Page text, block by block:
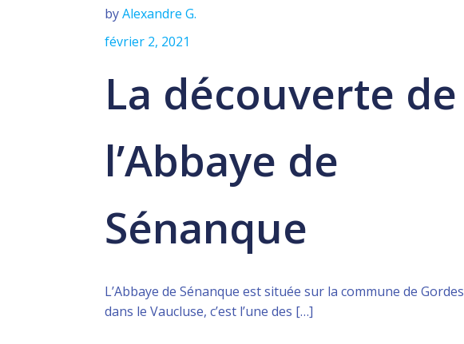
byAlexandre G.
février 2, 2021
La découverte de
l’Abbaye de
Sénanque
L’Abbaye de Sénanque est située sur la commune de Gordes
dans le Vaucluse, c’est l’une des […]